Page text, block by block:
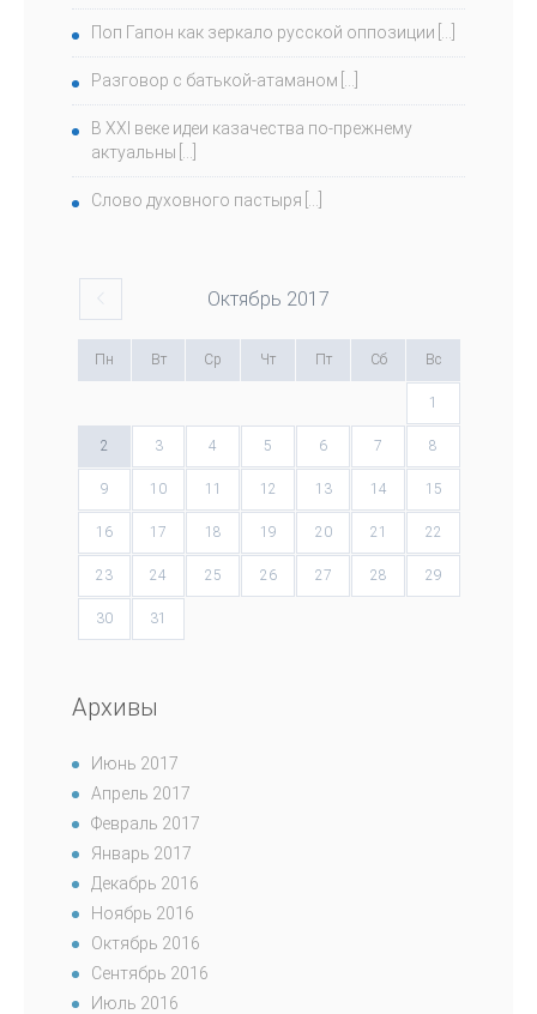
Поп Гапон как зеркало русской оппозиции
Разговор с батькой-атаманом
В ХХI веке идеи казачества по-прежнему
актуальны
Слово духовного пастыря
Октябрь 2017
Пн Вт Ср Чт Пт Сб Вс
1
2 3 4 5 6 7 8
9 10 11 12 13 14 15
16 17 18 19 20 21 22
23 24 25 26 27 28 29
30 31
Архивы
Июнь 2017
Апрель 2017
Февраль 2017
Январь 2017
Декабрь 2016
Ноябрь 2016
Октябрь 2016
Сентябрь 2016
Июль 2016